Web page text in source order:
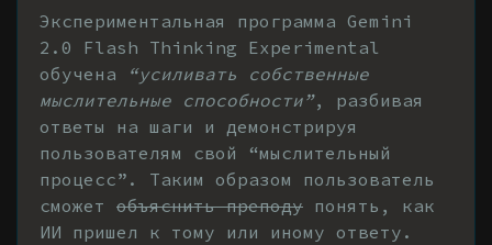
Экспериментальная программа Gemini
2.0 Flash Thinking Experimental
обучена
“усиливать собственные
мыслительные способности”, разбивая
ответы на шаги и демонстрируя
пользователям свой “мыслительный
процесс”. Таким образом пользователь
сможет объяснить преподу понять, как
ИИ пришел к тому или иному ответу.